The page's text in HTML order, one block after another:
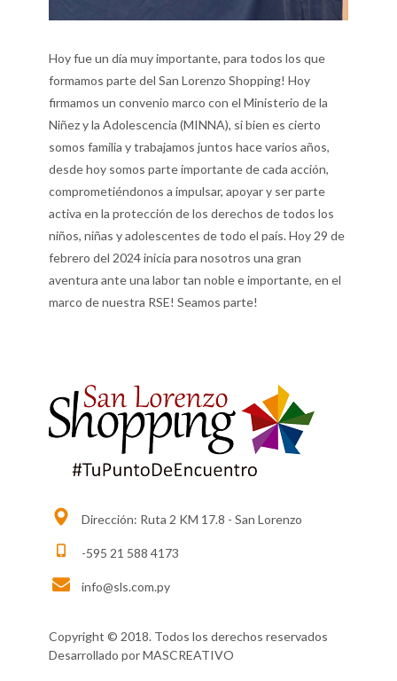
Hoy fue un día muy importante, para todos los que
formamos parte del San Lorenzo Shopping! Hoy
firmamos un convenio marco con el Ministerio de la
Niñez y la Adolescencia (MINNA), si bien es cierto
somos familia y trabajamos juntos hace varios años,
desde hoy somos parte importante de cada acción,
comprometiéndonos a impulsar, apoyar y ser parte
activa en la protección de los derechos de todos los
niños, niñas y adolescentes de todo el país. Hoy 29 de
febrero del 2024 inicia para nosotros una gran
aventura ante una labor tan noble e importante, en el
marco de nuestra RSE! Seamos parte!
Dirección: Ruta 2 KM 17.8 - San Lorenzo
-595 21 588 4173
info@sls.com.py
Copyright © 2018. Todos los derechos reservados
Desarrollado porMASCREATIVO